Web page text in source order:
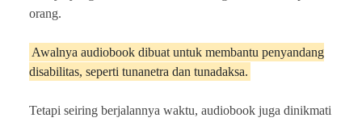
orang.
Awalnya audiobook dibuat untuk membantu penyandang
disabilitas, seperti tunanetra dan tunadaksa.
Tetapi seiring berjalannya waktu, audiobook juga dinikmati